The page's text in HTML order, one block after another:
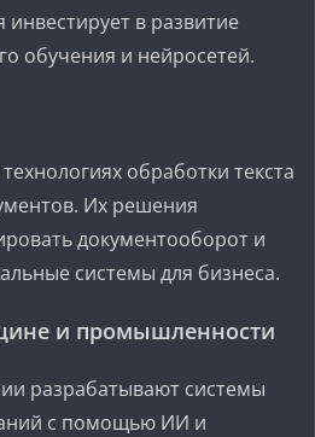
в развитие
обучения и нейросетей.
обработки текста
Их решения
документооборот и
системы для бизнеса.
и промышленности
разрабатывают системы
с помощью ИИ и